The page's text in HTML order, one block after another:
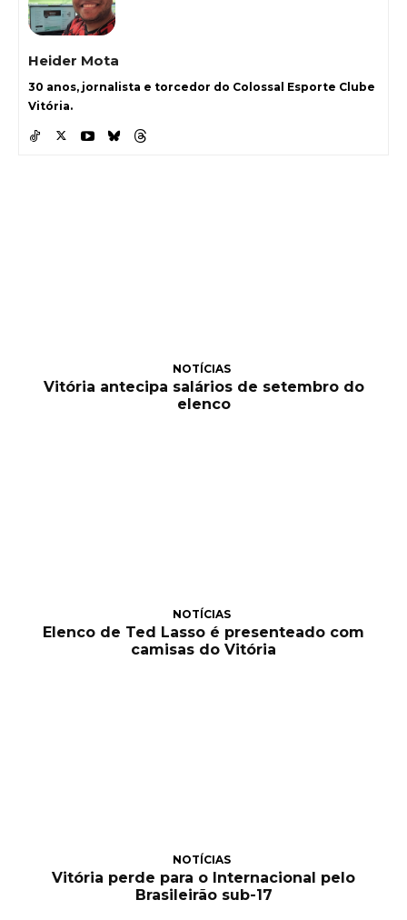
Heider Mota
30 anos, jornalista e torcedor do Colossal Esporte Clube
Vitória.
NOTÍCIAS
Vitória antecipa salários de setembro do
elenco
NOTÍCIAS
Elenco de Ted Lasso é presenteado com
camisas do Vitória
NOTÍCIAS
Vitória perde para o Internacional pelo
Brasileirão sub-17